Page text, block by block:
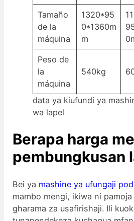
Tamaño
de la
máquina
1320*95
0*1360m
m
Peso de
la
máquina
540kg
data ya kiufundi ya
wa lapel
Berapa harga
pembungkusan
Bei ya mashine ya ufungaji
mambo mengi, ikiwa ni
gharama za usafirishaji. Ili